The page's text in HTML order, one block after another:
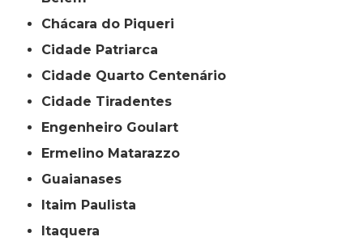
Chácara do Piqueri
Cidade Patriarca
Cidade Quarto Centenário
Cidade Tiradentes
Engenheiro Goulart
Ermelino Matarazzo
Guaianases
Itaim Paulista
Itaquera